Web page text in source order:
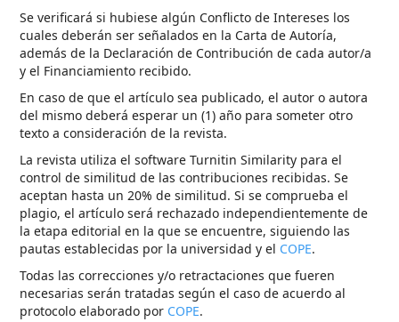
Se verificará si hubiese algún Conflicto de Intereses los
cuales deberán ser señalados en la Carta de Autoría,
además de la Declaración de Contribución de cada autor/a
y el Financiamiento recibido.
En caso de que el artículo sea publicado, el autor o autora
del mismo deberá esperar un (1) año para someter otro
texto a consideración de la revista.
La revista utiliza el software Turnitin Similarity para el
control de similitud de las contribuciones recibidas. Se
aceptan hasta un 20% de similitud. Si se comprueba el
plagio, el artículo será rechazado independientemente de
la etapa editorial en la que se encuentre, siguiendo las
pautas establecidas por la universidad y el COPE.
Todas las correcciones y/o retractaciones que fueren
necesarias serán tratadas según el caso de acuerdo al
protocolo elaborado por COPE.